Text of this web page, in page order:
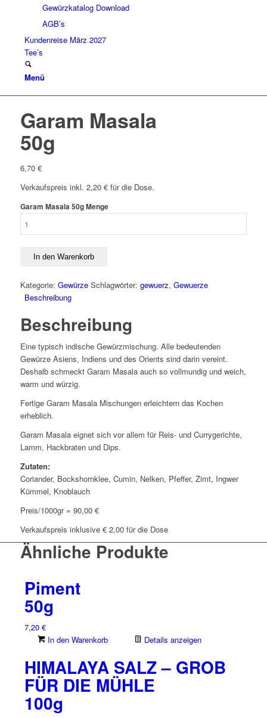
Gewürzkatalog Download
AGB’s
Kundenreise März 2027
Tee’s
Menü
Garam Masala
50g
6,70 €
Verkaufspreis inkl. 2,20 € für die Dose.
Garam Masala 50g Menge
In den Warenkorb
Kategorie: Gewürze Schlagwörter: gewuerz, Gewuerze
Beschreibung
Beschreibung
Eine typisch indische Gewürzmischung. Alle bedeutenden
Gewürze Asiens, Indiens und des Orients sind darin vereint.
Deshalb schmeckt Garam Masala auch so vollmundig und weich,
warm und würzig.
Fertige Garam Masala Mischungen erleichtern das Kochen
erheblich.
Garam Masala eignet sich vor allem für Reis- und Currygerichte,
Lamm, Hackbraten und Dips.
Zutaten:
Coriander, Bockshornklee, Cumin, Nelken, Pfeffer, Zimt, Ingwer
Kümmel, Knoblauch
Preis/1000gr = 90,00 €
Verkaufspreis inklusive € 2,00 für die Dose
Ähnliche Produkte
Piment
50g
7,20 €
In den Warenkorb
Details anzeigen
HIMALAYA SALZ – GROB
FÜR DIE MÜHLE
100g